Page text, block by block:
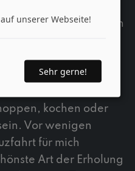
neuen
Kolleg*innen aus allen
Zeit mit meinen
kochen oder
Vor wenigen
für mich
Art der Erholung
unserer Webseite!
Sehr gerne!